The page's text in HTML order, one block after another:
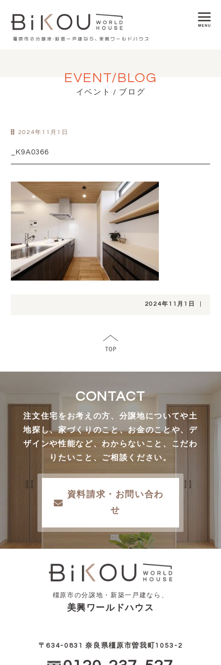
EVENT/BLOG
イベント / ブログ
2024年11月1日
_K9A0366
2024年11月1日
CONTACT
注文住宅をお考えの方、分譲地についてや土
地探し、家づくりのこと、お金のことや、デ
ザインや性能など、わからないこと、こだわ
りたいこと、ご相談ください。
資料請求・お問い合わ
せ
橿原市の分譲地・新築一戸建なら、
美興ワールドハウス
〒634-0831 奈良県橿原市曽我町1053-2